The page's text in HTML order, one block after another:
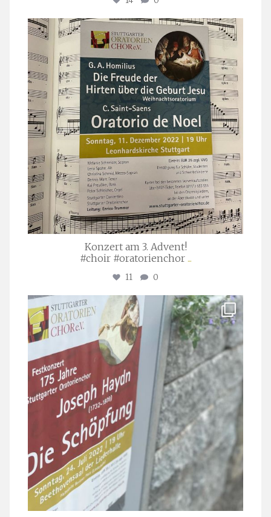
stuttgarter_oratorienchor
Nov. 29
Konzert am 3. Advent!
#choir #oratorienchor ...
11 0
stuttgarter_oratorienchor
Juli 23